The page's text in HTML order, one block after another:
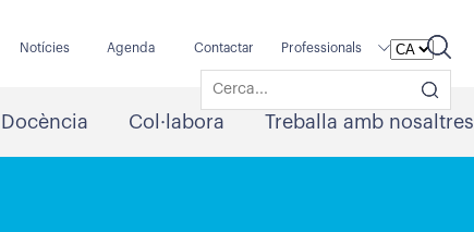
Notícies Agenda Contactar Professionals
Docència Col·labora Treballa amb nosaltres